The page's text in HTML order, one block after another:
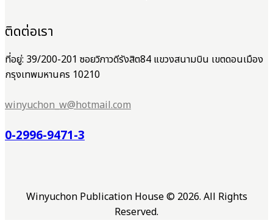
ติดต่อเรา
ที่อยู่: 39/200-201 ซอยวิภาวดีรังสิต84 แขวงสนามบิน เขตดอนเมือง
กรุงเทพมหานคร 10210
winyuchon_w@hotmail.com
0-2996-9471-3
Winyuchon Publication House © 2026. All Rights
Reserved.